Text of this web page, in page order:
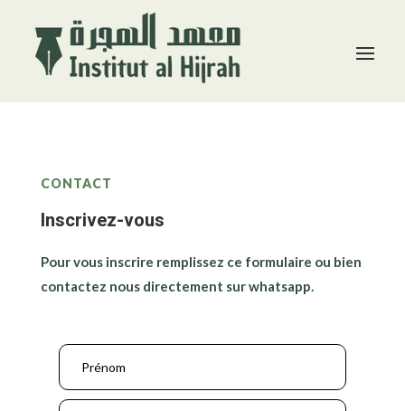
CONTACT
Inscrivez-vous
Pour vous inscrire remplissez ce formulaire ou bien
contactez nous directement sur whatsapp.